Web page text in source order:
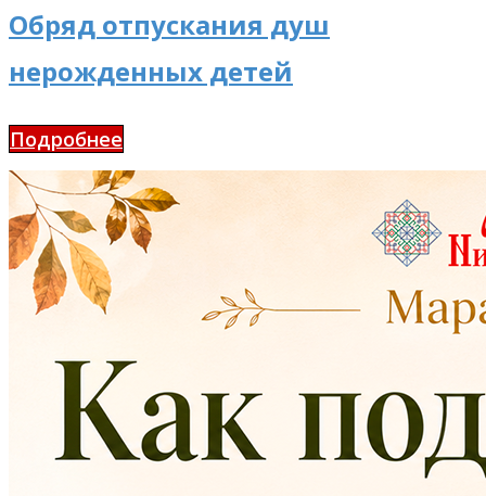
Обряд отпускания душ
нерожденных детей
Подробнее